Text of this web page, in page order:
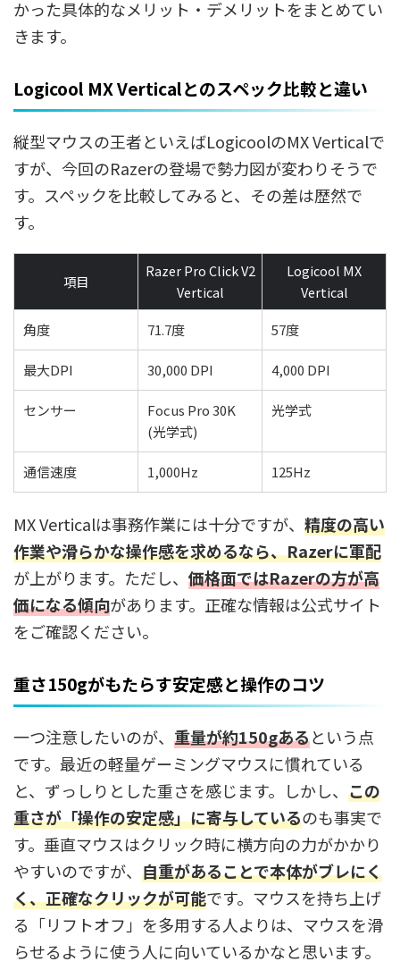
かった具体的なメリット・デメリットをまとめてい
きます。
Logicool MX Verticalとのスペック比較と違い
縦型マウスの王者といえばLogicoolのMX Verticalで
すが、今回のRazerの登場で勢力図が変わりそうで
す。スペックを比較してみると、その差は歴然で
す。
項目
Razer Pro Click V2
Vertical
Logicool MX
Vertical
角度
71.7度 57度
最大DPI 30,000 DPI 4,000 DPI
センサー
Focus Pro 30K
(光学式)
光学式
通信速度 1,000Hz 125Hz
MX Verticalは事務作業には十分ですが、 精度の高い
作業や滑らかな操作感を求めるなら、Razerに軍配
が上がります。ただし、 価格面ではRazerの方が高
価になる傾向があります。正確な情報は公式サイト
をご確認ください。
重さ150gがもたらす安定感と操作のコツ
一つ注意したいのが、 重量が約150gあるという点
です。最近の軽量ゲーミングマウスに慣れている
と、ずっしりとした重さを感じます。しかし、 この
重さが「操作の安定感」に寄与しているのも事実で
す。垂直マウスはクリック時に横方向の力がかかり
やすいのですが、 自重があることで本体がブレにく
く、正確なクリックが可能です。マウスを持ち上げ
る「リフトオフ」を多用する人よりは、マウスを滑
らせるように使う人に向いているかなと思います。